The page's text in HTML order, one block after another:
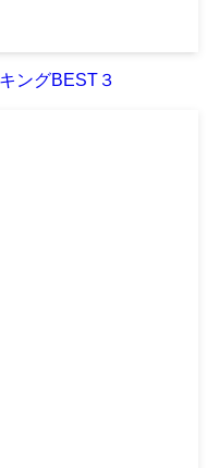
ングBEST３